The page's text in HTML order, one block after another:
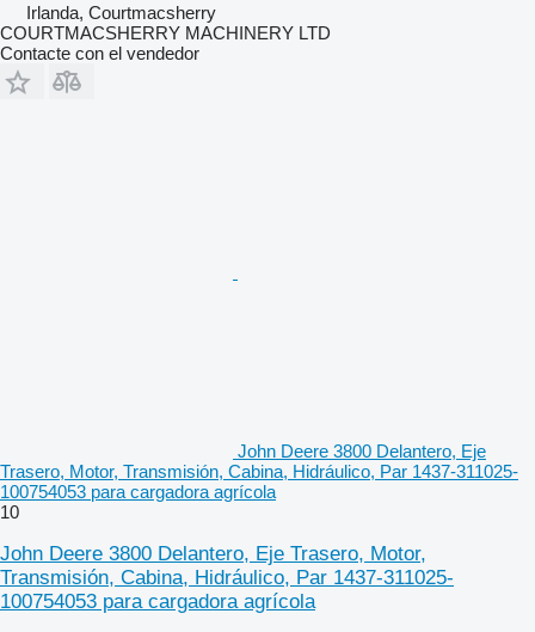
Irlanda, Courtmacsherry
COURTMACSHERRY MACHINERY LTD
Contacte con el vendedor
John Deere 3800 Delantero, Eje
Trasero, Motor, Transmisión, Cabina, Hidráulico, Par 1437-311025-
100754053 para cargadora agrícola
10
John Deere 3800 Delantero, Eje Trasero, Motor,
Transmisión, Cabina, Hidráulico, Par 1437-311025-
100754053 para cargadora agrícola